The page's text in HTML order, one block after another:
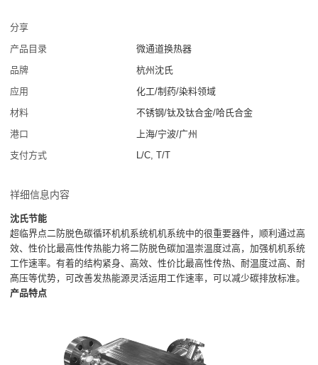
分享
产品目录
微通道换热器
品牌
杭州沈氏
应用
化工/制药/染料领域
材料
不锈钢/钛及钛合金/哈氏合金
港口
上海/宁波/广州
支付方式
L/C, T/T
祥细信息内容
沈氏节能
超临界点二防脱色碳循环机机系统机机系统中的很重要器件，顺利通过高
效、性价比最高性传热能力将二防脱色碳加温崇温度过高，加强机机系统
工作速率。有着的结构紧身、高效、性价比最高性传热、耐温度过高、耐
髙压等优势，可改善发热能源灵活运用工作速率，可以减少碳排放标准。
产品特点